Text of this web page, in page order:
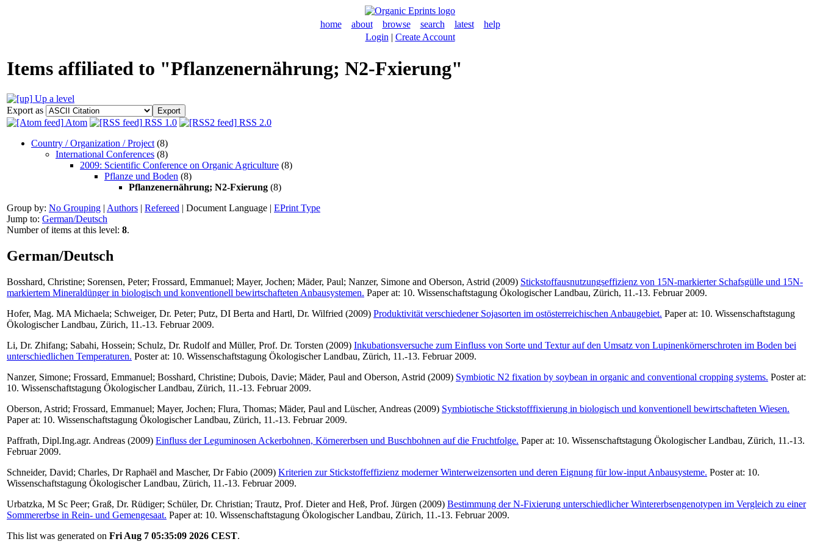
home about browse search latest
help
Login | Create Account
Items affiliated to "Pflanzenernährung; N2-Fxierung"
Up a level
Export as
Atom
RSS 1.0
RSS 2.0
Country / Organization / Project (8)
International Conferences (8)
2009: Scientific Conference on Organic Agriculture (8)
Pflanze und Boden (8)
Pflanzenernährung; N2-Fxierung (8)
Group by: No Grouping | Authors | Refereed | Document Language | EPrint Type
Jump to: German/Deutsch
Number of items at this level: 8.
German/Deutsch
Bosshard, Christine; Sorensen, Peter; Frossard, Emmanuel; Mayer, Jochen; Mäder, Paul; Nanzer, Simone and Oberson, Astrid (2009) Stickstoffausnutzungseffizienz von 15N-markierter Schafsgülle und 15N-
markiertem Mineraldünger in biologisch und konventionell bewirtschafteten Anbausystemen. Paper at: 10. Wissenschaftstagung Ökologischer Landbau, Zürich, 11.-13. Februar 2009.
Hofer, Mag. MA Michaela; Schweiger, Dr. Peter; Putz, DI Berta and Hartl, Dr. Wilfried (2009) Produktivität verschiedener Sojasorten im ostösterreichischen Anbaugebiet. Paper at: 10. Wissenschaftstagung
Ökologischer Landbau, Zürich, 11.-13. Februar 2009.
Li, Dr. Zhifang; Sabahi, Hossein; Schulz, Dr. Rudolfand Müller, Prof. Dr. Torsten (2009) Inkubationsversuche zum Einfluss von Sorte und Textur auf den Umsatz von Lupinenkörnerschroten im Boden bei
unterschiedlichen Temperaturen. Poster at: 10. Wissenschaftstagung Ökologischer Landbau, Zürich, 11.-13. Februar 2009.
Nanzer, Simone; Frossard, Emmanuel; Bosshard, Christine; Dubois, Davie; Mäder, Paul and Oberson, Astrid (2009) Symbiotic N2 fixation by soybean in organic and conventional cropping systems. Poster at:
10. Wissenschaftstagung Ökologischer Landbau, Zürich, 11.-13. Februar 2009.
Oberson, Astrid; Frossard, Emmanuel; Mayer, Jochen; Flura, Thomas; Mäder, Paul and Lüscher, Andreas (2009) Symbiotische Stickstofffixierung in biologisch und konventionell bewirtschafteten Wiesen.
Paper at: 10. Wissenschaftstagung Ökologischer Landbau, Zürich, 11.-13. Februar 2009.
Paffrath, Dipl.Ing.agr. Andreas (2009) Einfluss der Leguminosen Ackerbohnen, Körnererbsen und Buschbohnen auf die Fruchtfolge. Paper at: 10. Wissenschaftstagung Ökologischer Landbau, Zürich, 11.-13.
Februar 2009.
Schneider, David; Charles, Dr Raphaël and Mascher, Dr Fabio (2009) Kriterien zur Stickstoffeffizienz moderner Winterweizensorten und deren Eignung für low-input Anbausysteme. Poster at: 10.
Wissenschaftstagung Ökologischer Landbau, Zürich, 11.-13. Februar 2009.
Urbatzka, M Sc Peer; Graß, Dr. Rüdiger; Schüler, Dr. Christian; Trautz, Prof. Dieterand Heß, Prof. Jürgen (2009) Bestimmung der N-Fixierung unterschiedlicher Wintererbsengenotypen im Vergleich zu einer
Sommererbse in Rein- und Gemengesaat. Paper at: 10. Wissenschaftstagung Ökologischer Landbau, Zürich, 11.-13. Februar 2009.
This list was generated on Fri Aug 7 05:35:09 2026 CEST.